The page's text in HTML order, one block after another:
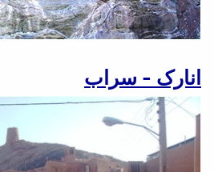
انارک - سراب